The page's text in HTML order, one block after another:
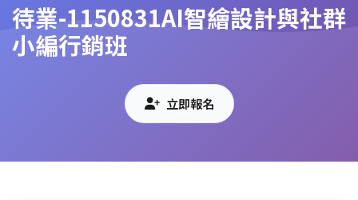
待業-1150831AI智繪設計與社群
小編行銷班
立即報名